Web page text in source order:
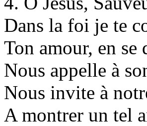
Dans la foi je te
Ton amour, en se
Nous appelle à
Nous invite à
A montrer un tel